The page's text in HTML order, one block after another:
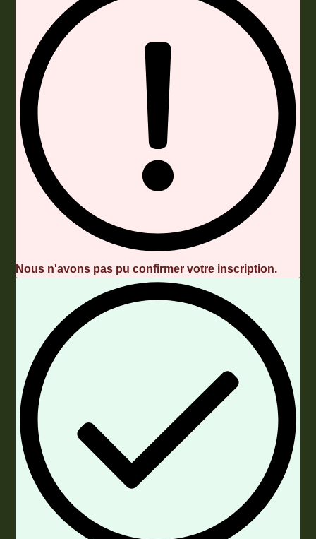
Nous n'avons pas pu confirmer votre inscription.